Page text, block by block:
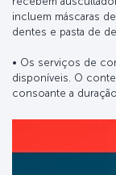
incluem máscaras
dentes e pasta de
• Os serviços de
disponíveis. O
consoante a